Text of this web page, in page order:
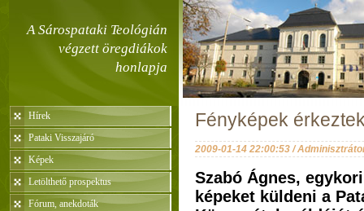
A Sárospataki Teológián
végzett öregdiákok
honlapja
Hírek
Pataki Visszajáró
Képek
Letölthető prospektus
Fórum, anekdoták
Fényképek
2009-01-14 22:00:53 /
Szabó Ágnes,
képeket küldeni a